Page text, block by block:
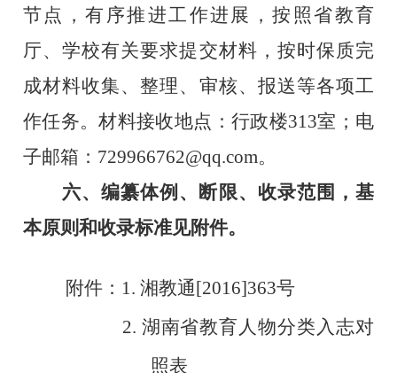
节点，有序推进工作进展，按照省教育
厅、学校有关要求提交材料，按时保质完
成材料收集、整理、审核、报送等各项工
作任务。材料接收地点：行政楼313室；电
子邮箱： 729966762@qq.com。
六、编纂体例、断限、收录范围，基
本原则和收录标准见附件。
附件： 1. 湘教通[2016]363号
2. 湖南省教育人物分类入志对
照表